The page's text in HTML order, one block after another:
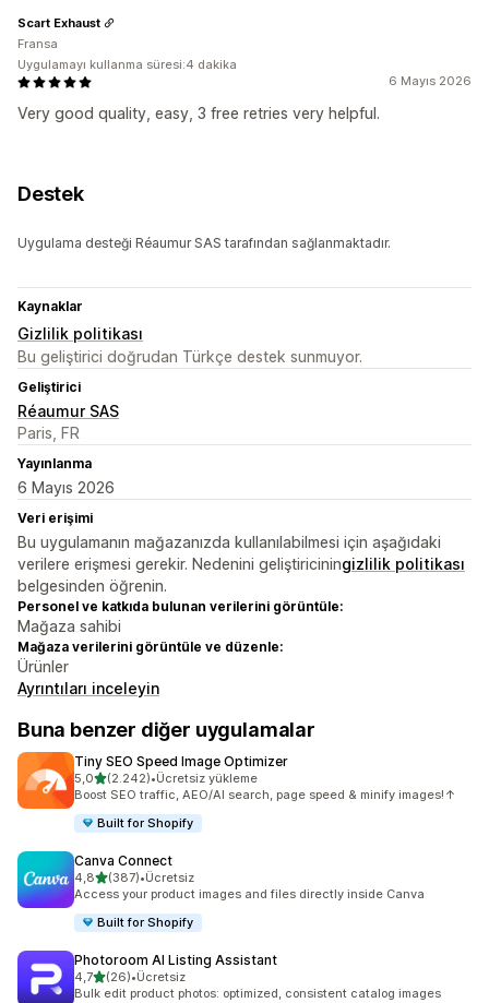
6 Mayıs 2026
Very good quality, easy, 3 free retries very helpful.
Scart Exhaust
Fransa
Uygulamayı kullanma süresi:4 dakika
Destek
Uygulama desteği Réaumur SAS tarafından sağlanmaktadır.
Kaynaklar
Gizlilik politikası
Bu geliştirici doğrudan Türkçe destek sunmuyor.
Geliştirici
Réaumur SAS
Paris, FR
Yayınlanma
6 Mayıs 2026
Veri erişimi
Bu uygulamanın mağazanızda kullanılabilmesi için aşağıdaki
verilere erişmesi gerekir. Nedenini geliştiriciningizlilik politikası
belgesinden öğrenin.
Personel ve katkıda bulunan verilerini görüntüle:
Mağaza sahibi
Mağaza verilerini görüntüle ve düzenle:
Ürünler
Ayrıntıları inceleyin
Buna benzer diğer uygulamalar
Tiny SEO Speed Image Optimizer
5,05 yıldız üzerinden
(2.242)
toplam 2242 değerlendirme
•Ücretsiz yükleme
Boost SEO traffic, AEO/AI search, page speed & minify images!↑
Built for Shopify
Canva Connect
4,85 yıldız üzerinden
(387)
toplam 387 değerlendirme
•Ücretsiz
Access your product images and files directly inside Canva
Built for Shopify
Photoroom AI Listing Assistant
4,75 yıldız üzerinden
(26)
toplam 26 değerlendirme
•Ücretsiz
Bulk edit product photos: optimized, consistent catalog images